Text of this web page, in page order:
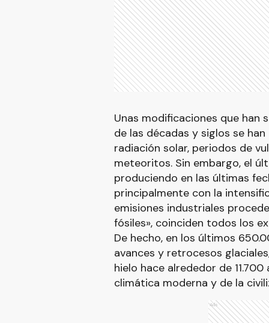
Unas modificaciones que han
de las décadas y siglos se
radiación solar, periodos de
meteoritos. Sin embargo, el
produciendo en las últimas
principalmente con la
emisiones industriales
fósiles», coinciden todos los
De hecho, en los últimos
avances y retrocesos
hielo hace alrededor de
climática moderna y de la
Ads